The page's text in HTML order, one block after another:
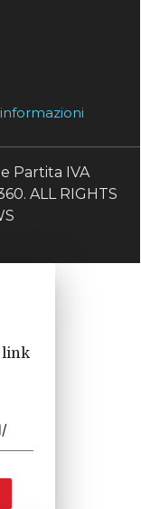
Partita IVA
ALL RIGHTS
link